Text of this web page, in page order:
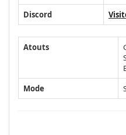
Discord
Atouts
Mode